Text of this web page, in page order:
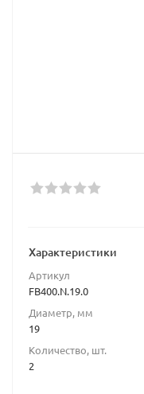
Характеристики
Артикул
FB400.N.19.0
Диаметр, мм
19
Количество, шт.
2